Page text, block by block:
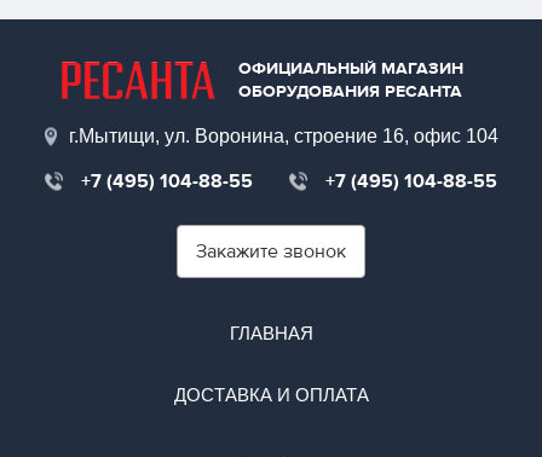
ОФИЦИАЛЬНЫЙ МАГАЗИН
ОБОРУДОВАНИЯ РЕСАНТА
г.Мытищи, ул. Воронина, строение 16, офис 104
+7 (495) 104-88-55 +7 (495) 104-88-55
Закажите звонок
ГЛАВНАЯ
ДОСТАВКА И ОПЛАТА